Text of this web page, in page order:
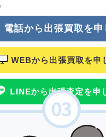
電話から出張買取を申
WEBから出張買取を申
LINEから出張査定を申